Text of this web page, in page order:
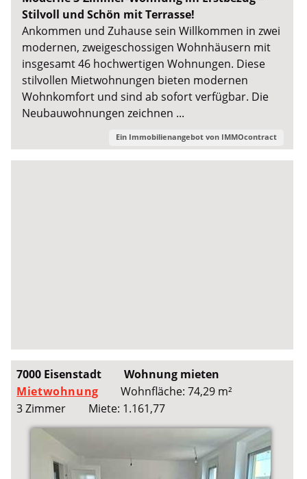
Stilvoll und Schön mit Terrasse!
Ankommen und Zuhause sein Willkommen in zwei
modernen, zweigeschossigen Wohnhäusern mit
insgesamt 46 hochwertigen Wohnungen. Diese
stilvollen Mietwohnungen bieten modernen
Wohnkomfort und sind ab sofort verfügbar. Die
Neubauwohnungen zeichnen ...
Ein Immobilienangebot von IMMOcontract
7000 Eisenstadt
Wohnung mieten
Mietwohnung
Wohnfläche: 74,29 m²
3 Zimmer
Miete: 1.161,77